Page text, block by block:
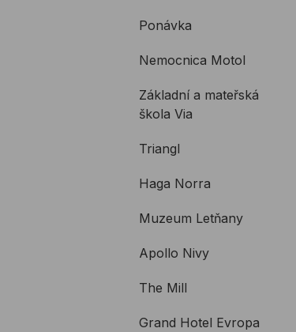
Ponávka
Nemocnica Motol
Základní a mateřská
škola Via
Triangl
Haga Norra
Muzeum Letňany
Apollo Nivy
The Mill
Grand Hotel Evropa